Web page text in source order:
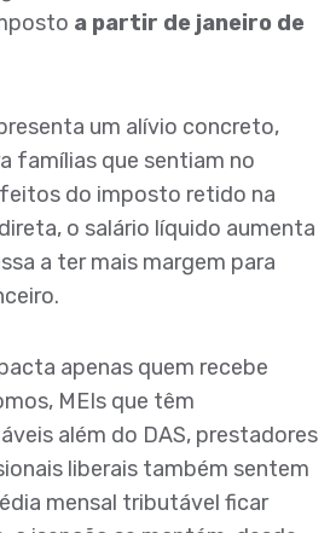
a partir de janeiro de
um alívio concreto,
famílias que sentiam no
do imposto retido na
o salário líquido aumenta
a ter mais margem para
apenas quem recebe
MEIs que têm
além do DAS, prestadores
liberais também sentem
mensal tributável ficar